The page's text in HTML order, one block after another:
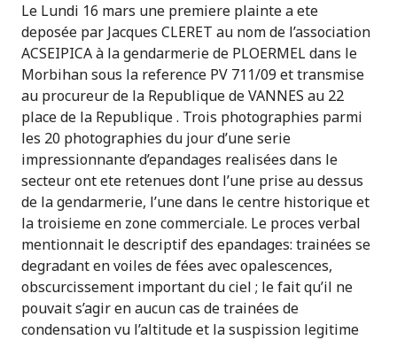
Le Lundi 16 mars une premiere plainte a ete
deposée par Jacques CLERET au nom de l’association
ACSEIPICA à la gendarmerie de PLOERMEL dans le
Morbihan sous la reference PV 711/09 et transmise
au procureur de la Republique de VANNES au 22
place de la Republique . Trois photographies parmi
les 20 photographies du jour d’une serie
impressionnante d’epandages realisées dans le
secteur ont ete retenues dont l’une prise au dessus
de la gendarmerie, l’une dans le centre historique et
la troisieme en zone commerciale. Le proces verbal
mentionnait le descriptif des epandages: trainées se
degradant en voiles de fées avec opalescences,
obscurcissement important du ciel ; le fait qu’il ne
pouvait s’agir en aucun cas de trainées de
condensation vu l’altitude et la suspission legitime